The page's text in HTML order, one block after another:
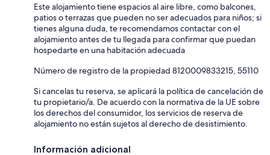
Este alojamiento tiene espacios al aire libre, como balcones,
patios o terrazas que pueden no ser adecuados para niños; si
tienes alguna duda, te recomendamos contactar con el
alojamiento antes de tu llegada para confirmar que puedan
hospedarte en una habitación adecuada
Número de registro de la propiedad 8120009833215, 55110
Si cancelas tu reserva, se aplicará la política de cancelación de
tu propietario/a. De acuerdo con la normativa de la UE sobre
los derechos del consumidor, los servicios de reserva de
alojamiento no están sujetos al derecho de desistimiento.
Información adicional